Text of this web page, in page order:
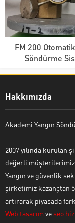
FM 200
Söndürme
Hakkımızda
Akademi Yangın
2007 yılında
değerli
Yangın ve güvenlik
şirketimiz kazançtan
artırarak piyasada
Web tasarım ve seo